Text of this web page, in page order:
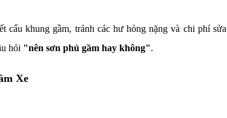
cấu khung gầm, tránh các hư hỏng nặng và chi phí sửa
hỏi "nên sơn phủ gầm hay không".
Xe